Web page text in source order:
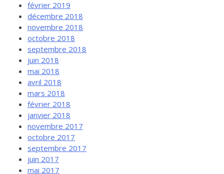
février 2019
décembre 2018
novembre 2018
octobre 2018
septembre 2018
juin 2018
mai 2018
avril 2018
mars 2018
février 2018
janvier 2018
novembre 2017
octobre 2017
septembre 2017
juin 2017
mai 2017